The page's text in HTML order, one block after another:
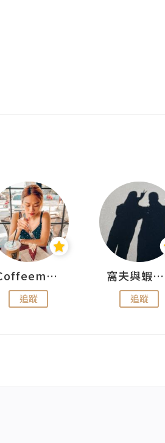
Coffeemeetjojo
追蹤
窩夫與蝦子餅
追蹤